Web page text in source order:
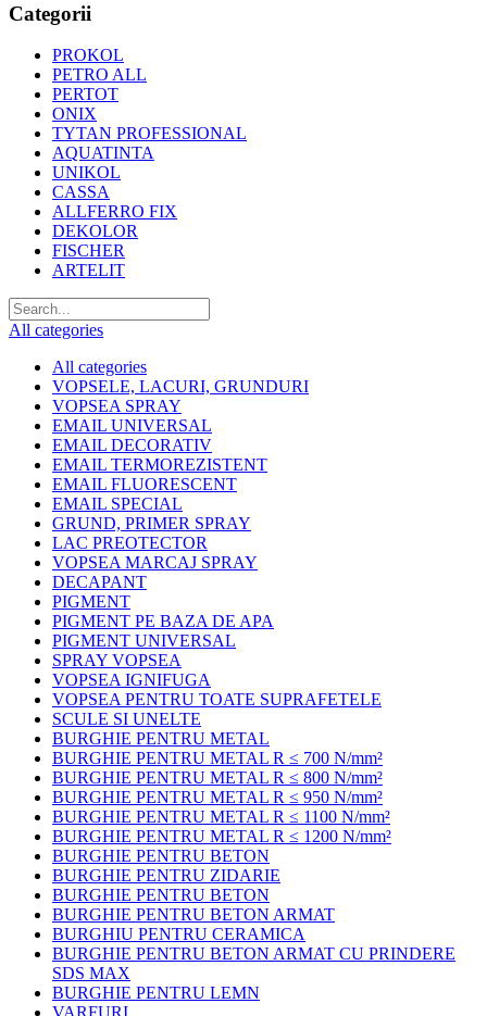
Categorii
PROKOL
PETRO ALL
PERTOT
ONIX
TYTAN PROFESSIONAL
AQUATINTA
UNIKOL
CASSA
ALLFERRO FIX
DEKOLOR
FISCHER
ARTELIT
All categories
All categories
VOPSELE, LACURI, GRUNDURI
VOPSEA SPRAY
EMAIL UNIVERSAL
EMAIL DECORATIV
EMAIL TERMOREZISTENT
EMAIL FLUORESCENT
EMAIL SPECIAL
GRUND, PRIMER SPRAY
LAC PREOTECTOR
VOPSEA MARCAJ SPRAY
DECAPANT
PIGMENT
PIGMENT PE BAZA DE APA
PIGMENT UNIVERSAL
SPRAY VOPSEA
VOPSEA IGNIFUGA
VOPSEA PENTRU TOATE SUPRAFETELE
SCULE SI UNELTE
BURGHIE PENTRU METAL
BURGHIE PENTRU METAL R ≤ 700 N/mm²
BURGHIE PENTRU METAL R ≤ 800 N/mm²
BURGHIE PENTRU METAL R ≤ 950 N/mm²
BURGHIE PENTRU METAL R ≤ 1100 N/mm²
BURGHIE PENTRU METAL R ≤ 1200 N/mm²
BURGHIE PENTRU BETON
BURGHIE PENTRU ZIDARIE
BURGHIE PENTRU BETON
BURGHIE PENTRU BETON ARMAT
BURGHIU PENTRU CERAMICA
BURGHIE PENTRU BETON ARMAT CU PRINDERE
SDS MAX
BURGHIE PENTRU LEMN